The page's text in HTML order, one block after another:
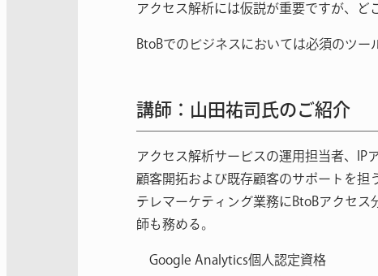
アクセス解析には仮説が重要ですが、ど
BtoBでのビジネスにおいては必須のツー
講師：山田祐司氏のご紹介
アクセス解析サービスの運用担当者、IP
顧客開拓および既存顧客のサポートを担
テレマーケティング業務にBtoBアクセ
師も務める。
Google Analytics個人認定資格